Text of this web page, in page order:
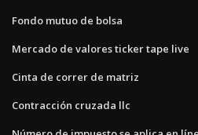
Fondo mutuo de bolsa
Mercado de valores ticker tape live
Cinta de correr de matriz
Contracción cruzada llc